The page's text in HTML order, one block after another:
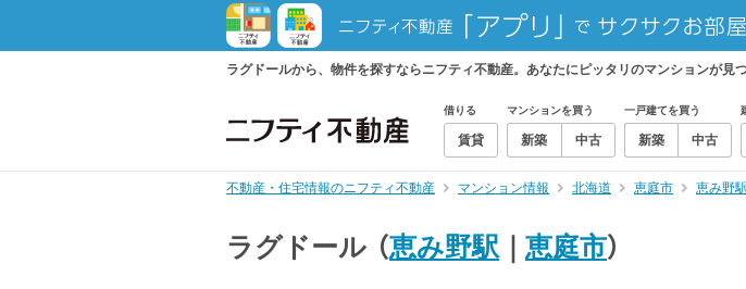
ラグドールから、物件を探すならニフティ不動産。あなたにピッタリのマンションが見つ
借りる
賃貸
マンションを買う
新築 中古
一戸建てを買う
新築 中古
不動産・住宅情報のニフティ不動産 マンション情報 北海道 恵庭市 恵み野駅
ラグドール （恵み野駅 恵庭市）